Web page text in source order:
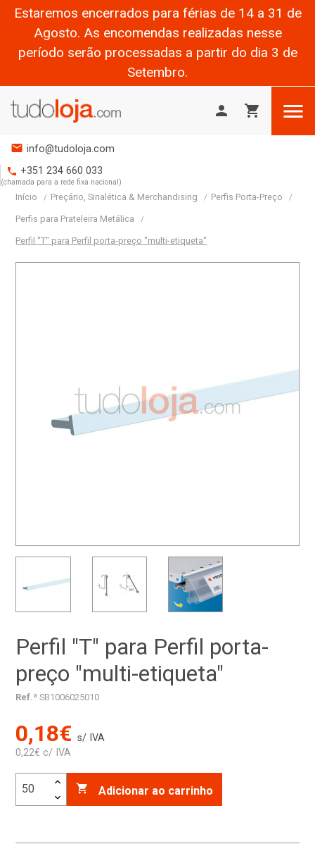
Estaremos encerrados para férias de 14 a 31 de
Agosto. As encomendas realizadas nesse
período serão processadas a partir do dia 3 de
Setembro.
person shopping_cart 
mail info@tudoloja.com
phone +351 234 660 033
(chamada para a rede fixa nacional)
Início Preçário, Sinalética & Merchandising Perfis Porta-Preço
Perfis para Prateleira Metálica
Perfil "T" para Perfil porta-preço "multi-etiqueta"
Perfil "T" para Perfil porta-
preço "multi-etiqueta"
Ref.ª SB1006025010
0,18€ s/ IVA
0,22€ c/ IVA
 Adicionar ao carrinho